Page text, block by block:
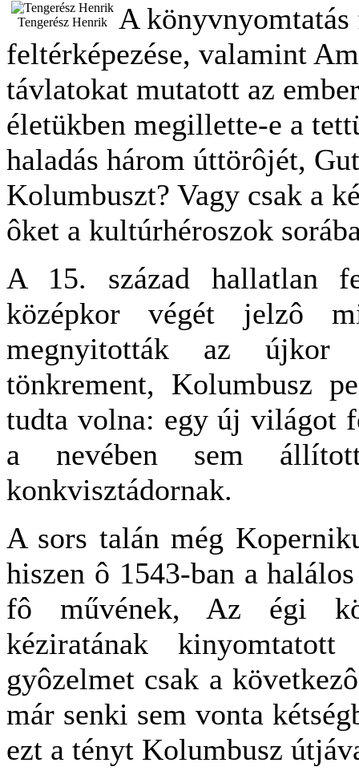
Tengerész Henrik
A könyvnyomtatás
feltérképezése, valamint
távlatokat mutatott az
életükben megillette-e a
haladás három úttörôjét,
Kolumbuszt? Vagy csak a
ôket a kultúrhéroszok
A 15. század hallatlan
középkor végét jelzô
megnyitották az újkor
tönkrement, Kolumbusz
tudta volna: egy új világot
a nevében sem
konkvisztádornak.
A sors talán még
hiszen ô 1543-ban a
fô művének, Az égi
kéziratának
gyôzelmet csak a
már senki sem vonta
ezt a tényt Kolumbusz